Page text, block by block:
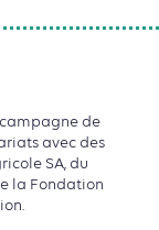
de
avec des
SA, du
la Fondation